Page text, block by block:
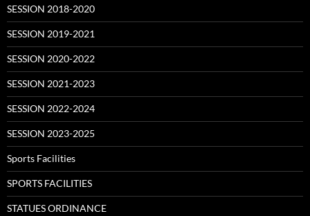
SESSION 2018-2020
SESSION 2019-2021
SESSION 2020-2022
SESSION 2021-2023
SESSION 2022-2024
SESSION 2023-2025
Sports Facilities
SPORTS FACILITIES
STATUES ORDINANCE